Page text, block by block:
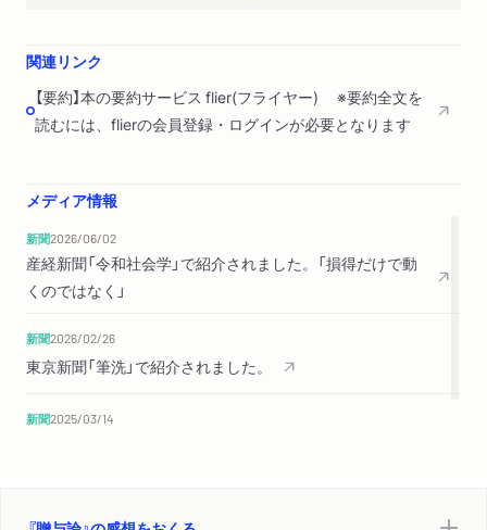
関連リンク
【要約】本の要約サービス flier(フライヤー) ※要約全文を
読むには、flierの会員登録・ログインが必要となります
メディア情報
新聞2026/06/02
産経新聞「令和社会学」で紹介されました。「損得だけで動
くのではなく」
新聞2026/02/26
東京新聞「筆洗」で紹介されました。
新聞2025/03/14